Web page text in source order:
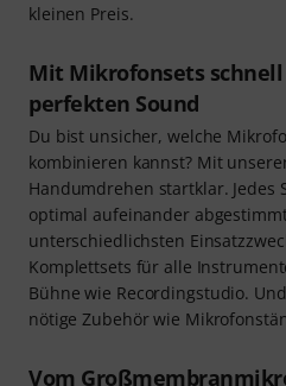
kleinen Preis.
Mit Mikrofonsets
perfekten Sound
Du bist unsicher, welche
kombinieren kannst? Mit
Handumdrehen startklar. Jedes
optimal aufeinander
unterschiedlichsten
Komplettsets für alle
Bühne wie Recordingstudio.
nötige Zubehör wie
Vom